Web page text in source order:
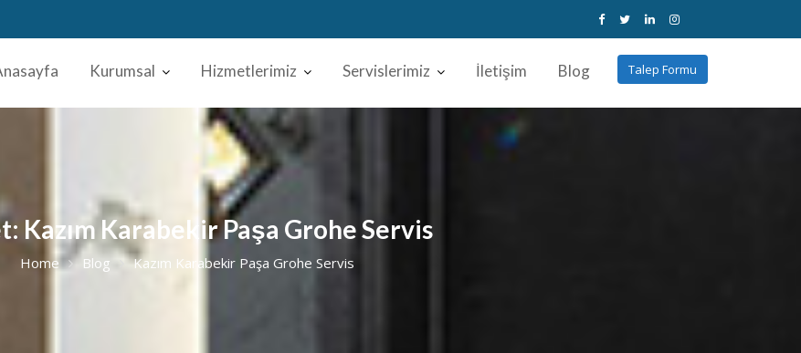
Talep Formu
Kurumsal Hizmetlerimiz Servislerimiz İletişim Blog
Kazım Karabekir Paşa Grohe Servis
Home Blog Kazım Karabekir Paşa Grohe Servis